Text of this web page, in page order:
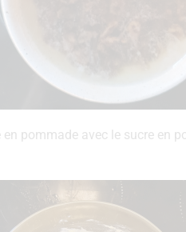
pommade avec le sucre en